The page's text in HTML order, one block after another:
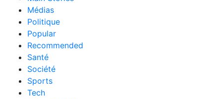
Médias
Politique
Popular
Recommended
Santé
Société
Sports
Tech